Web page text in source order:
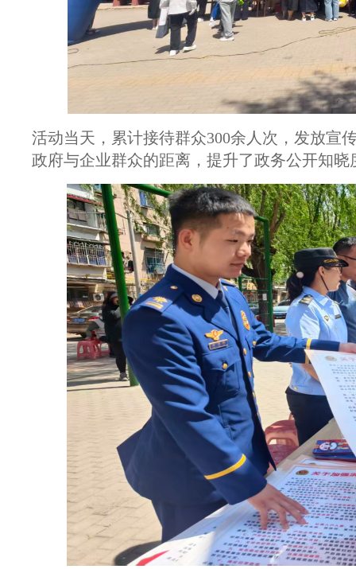
活动当天，累计接待群众300余人次，发放宣
政府与企业群众的距离，提升了政务公开知晓